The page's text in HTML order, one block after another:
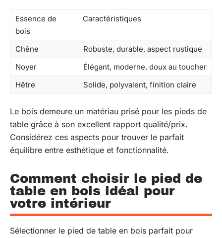
Essence de
bois
Caractéristiques
Chêne
Robuste, durable, aspect rustique
Noyer
Élégant, moderne, doux au toucher
Hêtre
Solide, polyvalent, finition claire
Le bois demeure un matériau prisé pour les pieds de
table grâce à son excellent rapport qualité/prix.
Considérez ces aspects pour trouver le parfait
équilibre entre esthétique et fonctionnalité.
Comment choisir le pied de
table en bois idéal pour
votre intérieur
Sélectionner le pied de table en bois parfait pour